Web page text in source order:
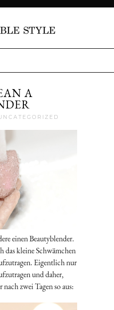
A
einen Beautyblender.
das kleine Schwämchen
Eigentlich nur
und daher,
zwei Tagen so aus: